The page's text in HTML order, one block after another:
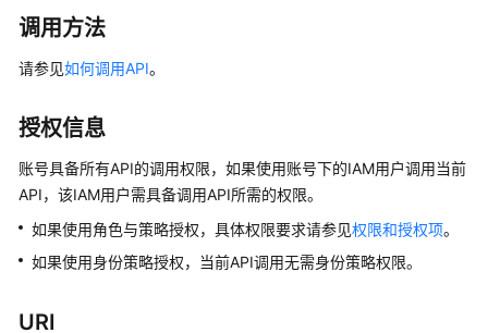
产
品
绍
计
费
明
调用方法
请参见如何调用API。
授权信息
账号具备所有API的调用权限，如果使用账号下的IAM用户调用当前
API，该IAM用户需具备调用API所需的权限。
如果使用角色与策略授权，具体权限要求请参见权限和授权项。
如果使用身份策略授权，当前API调用无需身份策略权限。
URI